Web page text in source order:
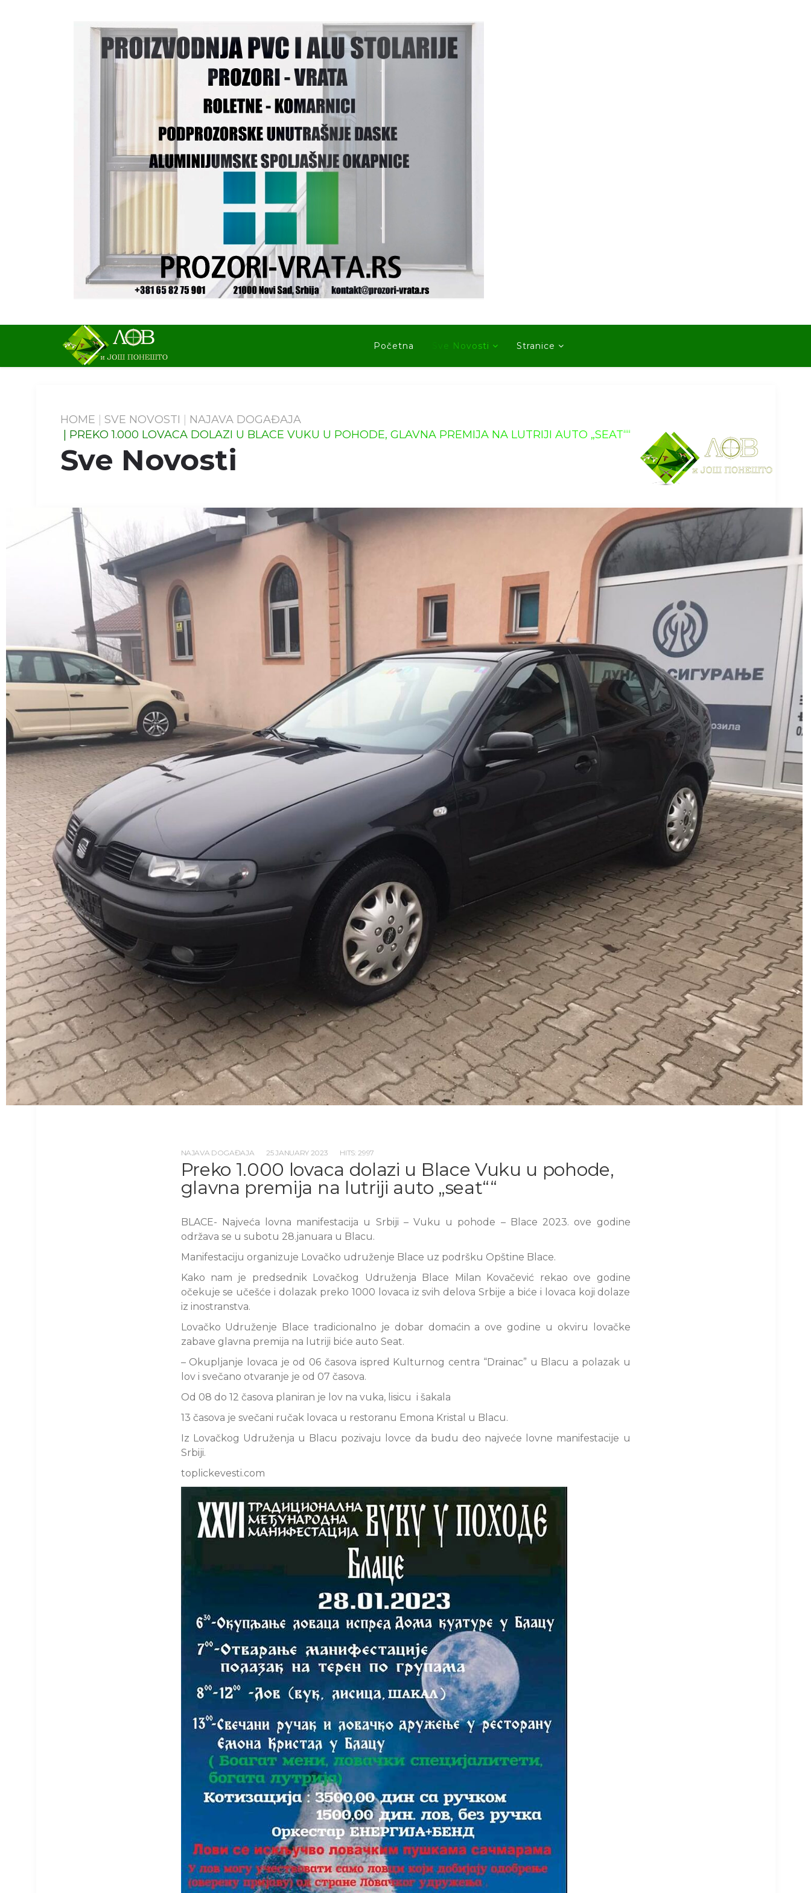
Početna Sve Novosti Stranice
HOME SVE NOVOSTI
NAJAVA DOGAĐAJA
PREKO 1.000 LOVACA DOLAZI U BLACE VUKU U POHODE, GLAVNA PREMIJA NA LUTRIJI AUTO „SEAT““
Sve Novosti
NAJAVA DOGAĐAJA 25 JANUARY 2023 HITS: 2997
Preko 1.000 lovaca dolazi u Blace Vuku u pohode,
glavna premija na lutriji auto „seat““
BLACE- Najveća lovna manifestacija u Srbiji – Vuku u pohode – Blace 2023. ove godine
održava se u subotu 28.januara u Blacu.
Manifestaciju organizuje Lovačko udruženje Blace uz podršku Opštine Blace.
Kako nam je predsednik Lovačkog Udruženja Blace Milan Kovačević rekao ove godine
očekuje se učešće i dolazak preko 1000 lovaca iz svih delova Srbije a biće i lovaca koji dolaze
iz inostranstva.
Lovačko Udruženje Blace tradicionalno je dobar domaćin a ove godine u okviru lovačke
zabave glavna premija na lutriji biće auto Seat.
– Okupljanje lovaca je od 06 časova ispred Kulturnog centra “Drainac” u Blacu a polazak u
lov i svečano otvaranje je od 07 časova.
Od 08 do 12 časova planiran je lov na vuka, lisicu i šakala
13 časova je svečani ručak lovaca u restoranu Emona Kristal u Blacu.
Iz Lovačkog Udruženja u Blacu pozivaju lovce da budu deo najveće lovne manifestacije u
Srbiji.
toplickevesti.com